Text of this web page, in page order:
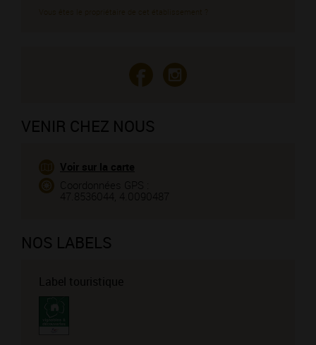
VENIR CHEZ NOUS
Voir sur la carte
Coordonnées GPS :
47.8536044, 4.0090487
NOS LABELS
Label touristique